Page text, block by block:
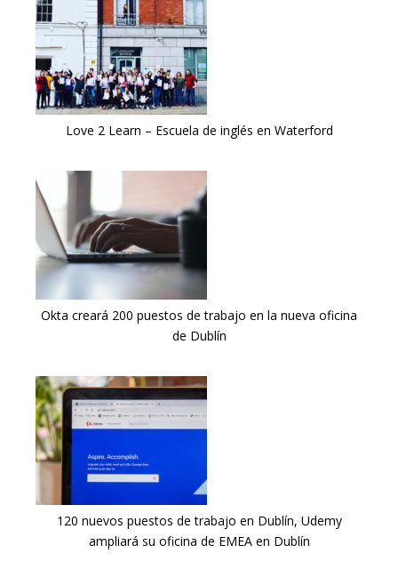
Love 2 Learn – Escuela de inglés en Waterford
Okta creará 200 puestos de trabajo en la nueva oficina
de Dublín
120 nuevos puestos de trabajo en Dublín, Udemy
ampliará su oficina de EMEA en Dublín